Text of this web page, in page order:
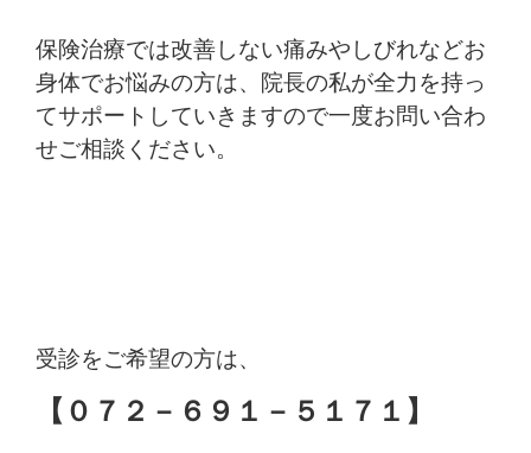
保険治療では改善しない痛みやしびれなどお
身体でお悩みの方は、院長の私が全力を持っ
てサポートしていきますので一度お問い合わ
せご相談ください。
受診をご希望の方は、
【 ０７２－６９１－５１７１ 】